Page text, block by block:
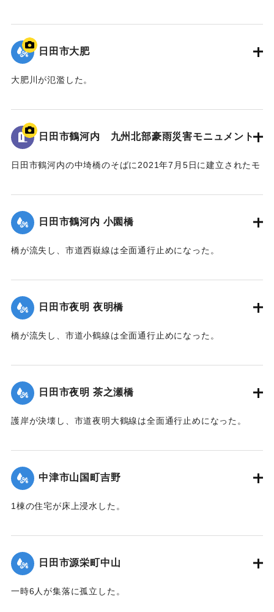
｜固有コード:01203026
日田市大肥
大肥川が氾濫した。
｜固有コード:01203025
日田市鶴河内 九州北部豪雨災害モニュメント
日田市鶴河内の中埼橋のそばに2021年7月5日に建立されたモ
中埼橋の親柱2本を活用したもので、町内の被災状況を刻んだ
銘板が埋め込まれている。
右側面には浸水深と思われる赤い線が刻まれている。
2023年7月の豪雨では周辺の護岸が損傷し、家屋の敷地に被
【碑文】
町内被災状況
家屋流失 1戸
半壊・床上浸水 12戸
床下浸水 7戸
被災家屋 26戸（全体の74％）
当日の上官山降雨量
町内県道崩壊 8カ所
市道崩壊 6カ所
山林・河川・田畑崩壊多数
｜固有コード:
日田市鶴河内 小園橋
橋が流失し、市道西嶽線は全面通行止めになった。
｜固有コード:01203023
日田市夜明 夜明橋
橋が流失し、市道小鶴線は全面通行止めになった。
｜固有コード:01203021
日田市夜明 茶之瀬橋
護岸が決壊し、市道夜明大鶴線は全面通行止めになった。
｜固有コード:01203022
中津市山国町吉野
1棟の住宅が床上浸水した。
｜固有コード:01203020
日田市源栄町中山
一時6人が集落に孤立した。